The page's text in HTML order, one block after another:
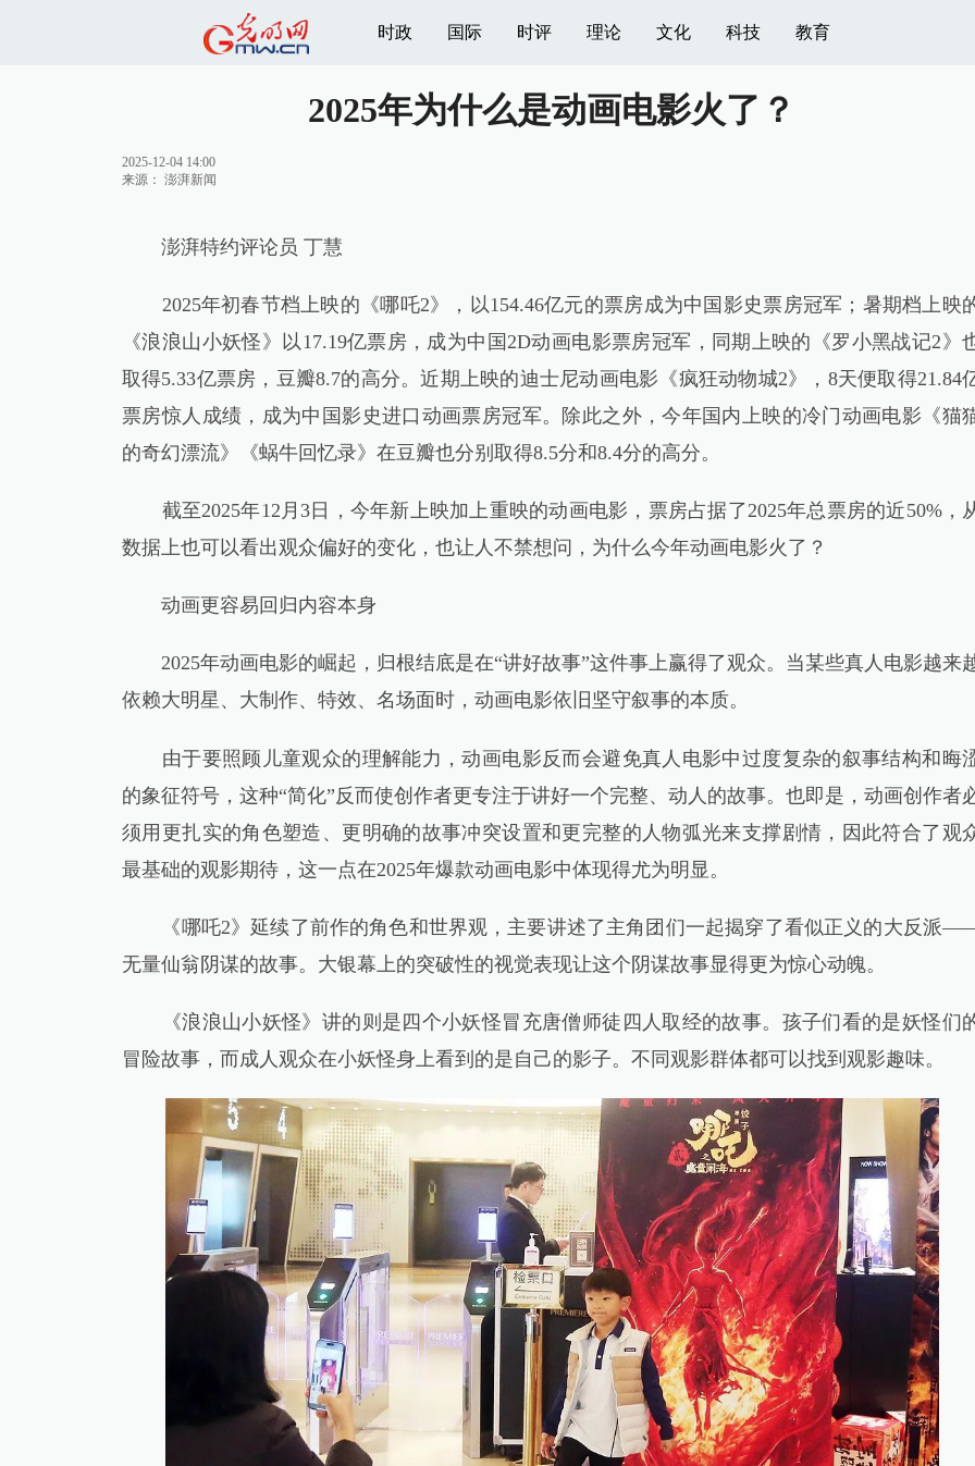
时政 国际 时评 理论 文化 科技 教育
2025年为什么是动画电影火了？
2025-12-04 14:00
来源： 澎湃新闻
澎湃特约评论员 丁慧
2025年初春节档上映的《哪吒2》，以154.46亿元的票房成为中国影史票房冠军；暑期档上映
《浪浪山小妖怪》以17.19亿票房，成为中国2D动画电影票房冠军，同期上映的《罗小黑战记2》
取得5.33亿票房，豆瓣8.7的高分。近期上映的迪士尼动画电影《疯狂动物城2》，8天便取得21.84
票房惊人成绩，成为中国影史进口动画票房冠军。除此之外，今年国内上映的冷门动画电影《猫
的奇幻漂流》《蜗牛回忆录》在豆瓣也分别取得8.5分和8.4分的高分。
截至2025年12月3日，今年新上映加上重映的动画电影，票房占据了2025年总票房的近50%，
数据上也可以看出观众偏好的变化，也让人不禁想问，为什么今年动画电影火了？
动画更容易回归内容本身
2025年动画电影的崛起，归根结底是在“讲好故事”这件事上赢得了观众。当某些真人电影越来
依赖大明星、大制作、特效、名场面时，动画电影依旧坚守叙事的本质。
由于要照顾儿童观众的理解能力，动画电影反而会避免真人电影中过度复杂的叙事结构和晦
的象征符号，这种“简化”反而使创作者更专注于讲好一个完整、动人的故事。也即是，动画创作者
须用更扎实的角色塑造、更明确的故事冲突设置和更完整的人物弧光来支撑剧情，因此符合了观
最基础的观影期待，这一点在2025年爆款动画电影中体现得尤为明显。
《哪吒2》延续了前作的角色和世界观，主要讲述了主角团们一起揭穿了看似正义的大反派
无量仙翁阴谋的故事。大银幕上的突破性的视觉表现让这个阴谋故事显得更为惊心动魄。
《浪浪山小妖怪》讲的则是四个小妖怪冒充唐僧师徒四人取经的故事。孩子们看的是妖怪们
冒险故事，而成人观众在小妖怪身上看到的是自己的影子。不同观影群体都可以找到观影趣味。